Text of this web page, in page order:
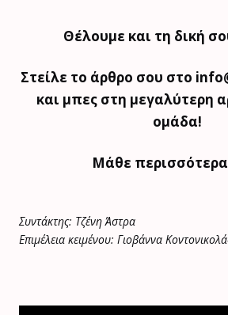
Θέλουμε και τη δική
Στείλε το άρθρο σου στο
και μπες στη μεγαλύτερη
ομάδα!
Μάθε περισσότερα
Συντάκτης: Τζένη Άστρα
Επιμέλεια κειμένου: Γιοβάννα